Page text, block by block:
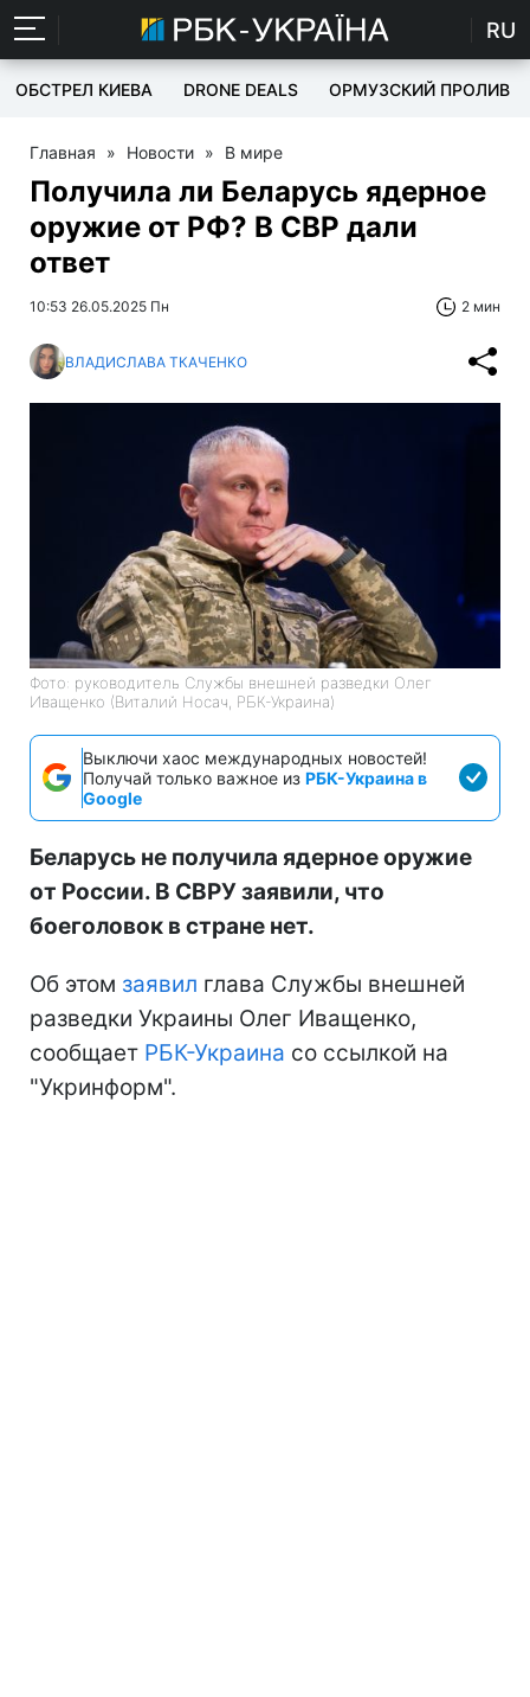
RU
ОБСТРЕЛ КИЕВА DRONE DEALS ОРМУЗСКИЙ ПРОЛИВ
Главная » Новости » В мире
Получила ли Беларусь ядерное
оружие от РФ? В СВР дали
ответ
10:53 26.05.2025 Пн 2 мин
ВЛАДИСЛАВА ТКАЧЕНКО
Фото: руководитель Службы внешней разведки Олег
Иващенко (Виталий Носач, РБК-Украина)
Выключи хаос международных новостей!
Получай только важное из РБК-Украина в
Google
Беларусь не получила ядерное оружие
от России. В СВРУ заявили, что
боеголовок в стране нет.
Об этом заявил глава Службы внешней
разведки Украины Олег Иващенко,
сообщает РБК-Украина со ссылкой на
"Укринформ".